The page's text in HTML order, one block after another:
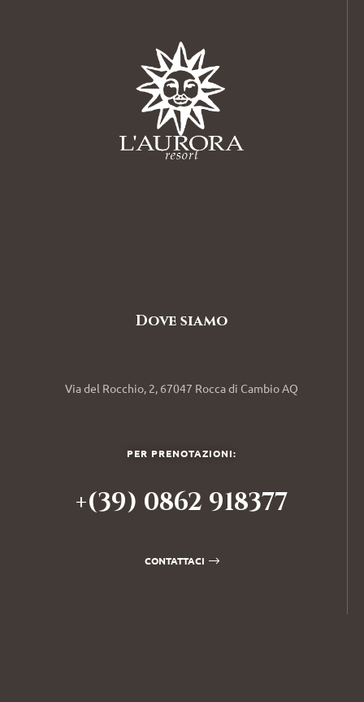
Dove siamo
Via del Rocchio, 2, 67047 Rocca di Cambio AQ
PER PRENOTAZIONI:
+(39) 0862 918377
CONTATTACI